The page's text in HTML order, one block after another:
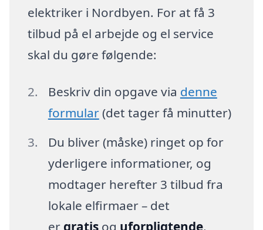
elektriker i Nordbyen. For at få 3
tilbud på el arbejde og el service
skal du gøre følgende:
Beskriv din opgave via denne
formular(det tager få minutter)
Du bliver (måske) ringet op for
yderligere informationer, og
modtager herefter 3 tilbud fra
lokale elfirmaer – det
er gratisog uforpligtende.